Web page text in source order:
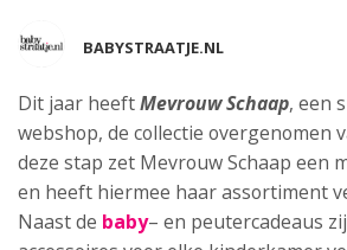
BABYSTRAATJE.NL
Dit jaar heeftMevrouw Schaap, een
webshop, de collectie overgenomen
deze stap zet Mevrouw Schaap een
en heeft hiermee haar assortiment
Naast de baby– en peutercadeaus